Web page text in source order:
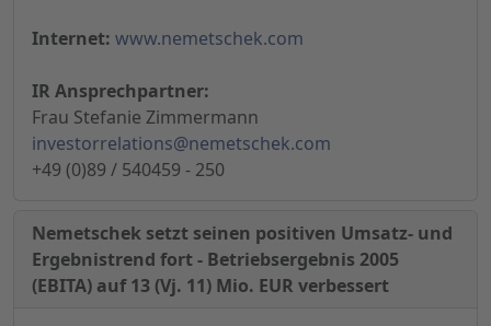
Internet: www.nemetschek.com
IR Ansprechpartner:
Frau Stefanie Zimmermann
investorrelations@nemetschek.com
+49 (0)89 / 540459 - 250
Nemetschek setzt seinen positiven Umsatz- und
Ergebnistrend fort - Betriebsergebnis 2005
(EBITA) auf 13 (Vj. 11) Mio. EUR verbessert